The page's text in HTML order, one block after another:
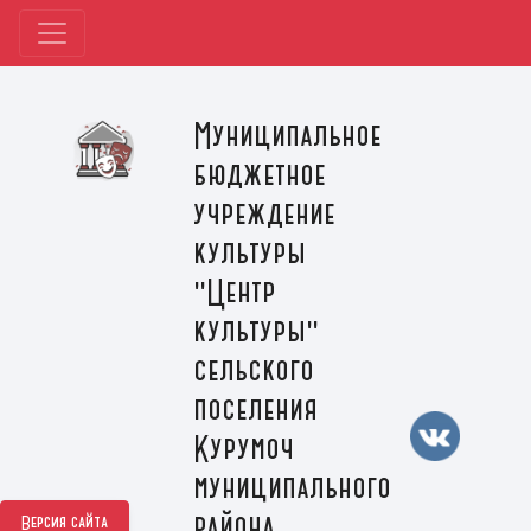
Версия сайта
Муниципальное
бюджетное
учреждение
культуры
"Центр
культуры"
сельского
поселения
Курумоч
муниципального